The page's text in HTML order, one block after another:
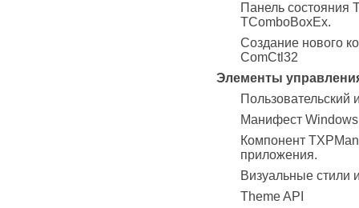
Панель состояния
TComboBoxEx.
Создание нового
ComCtl32
Элементы
Манифест
Компонент
приложения.
Визуальные стили
Theme API